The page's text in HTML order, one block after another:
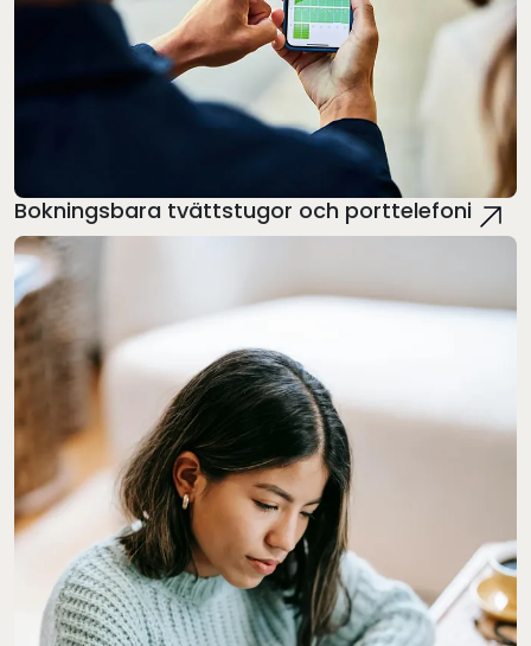
Bokningsbara tvättstugor och porttelefoni